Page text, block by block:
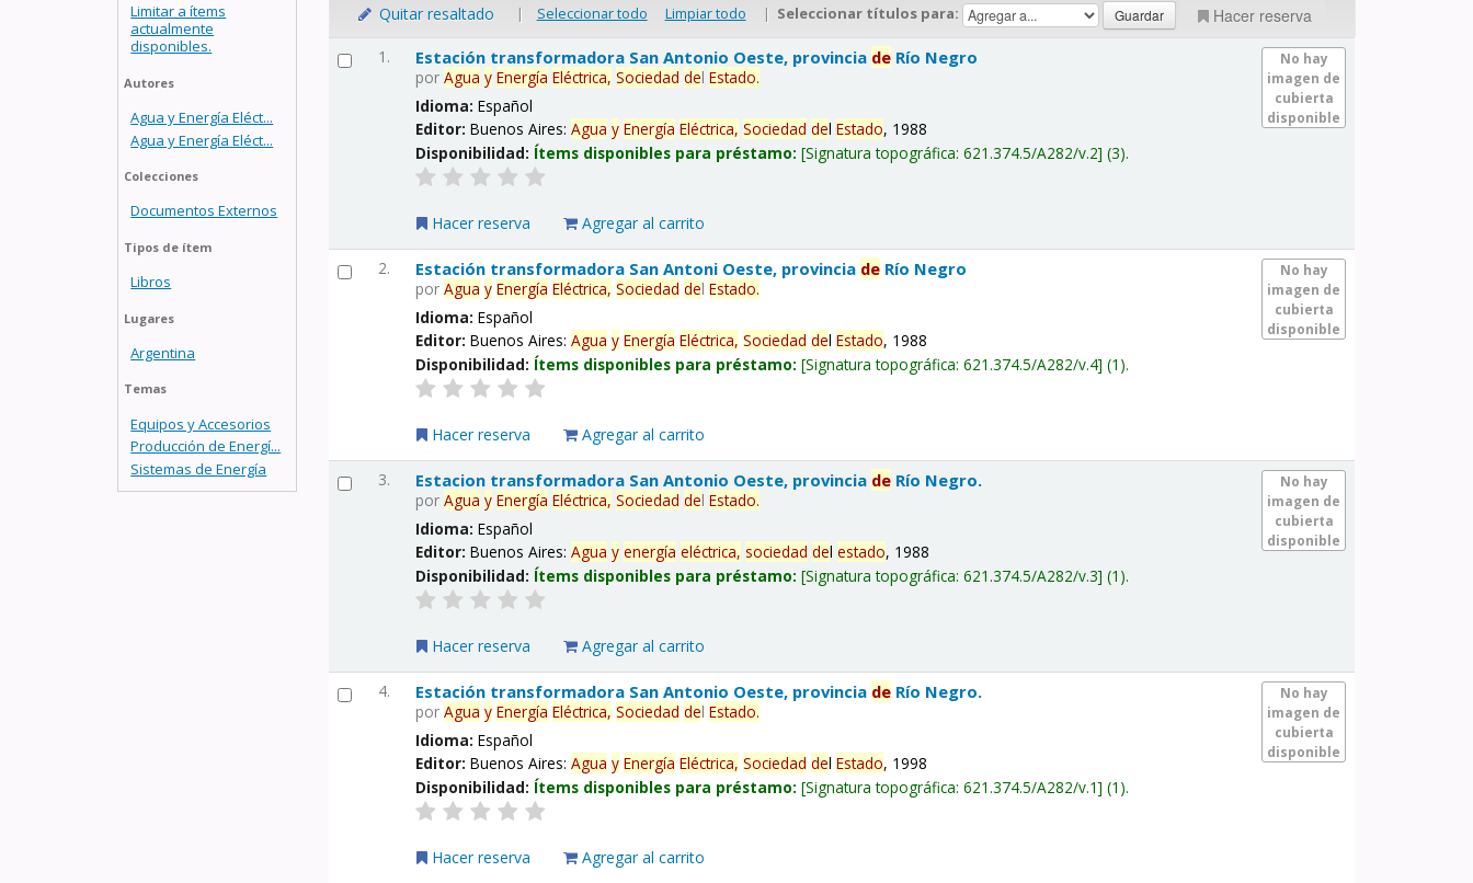
Limitar a ítems
actualmente
disponibles.
Autores
Agua y Energía Eléct...
Agua y Energía Eléct...
Colecciones
Documentos Externos
Tipos de ítem
Libros
Lugares
Argentina
Temas
Equipos y Accesorios
Producción de Energí...
Sistemas de Energía
Quitar resaltado | Seleccionar todo Limpiar todo | Seleccionar títulos para: Hacer reserva
1.
No hay
imagen de
cubierta
disponible
Estación transformadora San Antonio Oeste, provincia de Río Negro
porAgua y Energía Eléctrica, Sociedad delEstado.
Idioma:Español
Editor:Buenos Aires:Agua y Energía Eléctrica, Sociedad delEstado, 1988
Disponibilidad: Ítems disponibles para préstamo: Signatura topográfica:621.374.5/A282/v.2 (3).
Hacer reserva Agregar al carrito
2.
No hay
imagen de
cubierta
disponible
Estación transformadora San Antoni Oeste, provincia de Río Negro
porAgua y Energía Eléctrica, Sociedad delEstado.
Idioma:Español
Editor:Buenos Aires:Agua y Energía Eléctrica, Sociedad delEstado, 1988
Disponibilidad: Ítems disponibles para préstamo: Signatura topográfica:621.374.5/A282/v.4 (1).
Hacer reserva Agregar al carrito
3.
No hay
imagen de
cubierta
disponible
Estacion transformadora San Antonio Oeste, provincia de Río Negro.
porAgua y Energía Eléctrica, Sociedad delEstado.
Idioma:Español
Editor:Buenos Aires:Agua y energía eléctrica, sociedad delestado, 1988
Disponibilidad: Ítems disponibles para préstamo: Signatura topográfica:621.374.5/A282/v.3 (1).
Hacer reserva Agregar al carrito
4.
No hay
imagen de
cubierta
disponible
Estación transformadora San Antonio Oeste, provincia de Río Negro.
porAgua y Energía Eléctrica, Sociedad delEstado.
Idioma:Español
Editor:Buenos Aires:Agua y Energía Eléctrica, Sociedad delEstado, 1998
Disponibilidad: Ítems disponibles para préstamo: Signatura topográfica:621.374.5/A282/v.1 (1).
Hacer reserva Agregar al carrito